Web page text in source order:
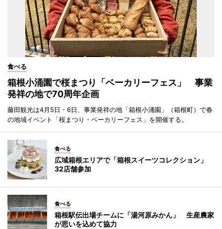
食べる
箱根小涌園で桜まつり「ベーカリーフェス」 事業
発祥の地で70周年企画
藤田観光は4月5日・6日、事業発祥の地「箱根小涌園」（箱根町）で春
の地域イベント「桜まつり・ベーカリーフェス」を開催する。
食べる
広域箱根エリアで「箱根スイーツコレクション」
32店舗参加
食べる
箱根駅伝出場チームに「湯河原みかん」 生産農家
が思いを込めて協力